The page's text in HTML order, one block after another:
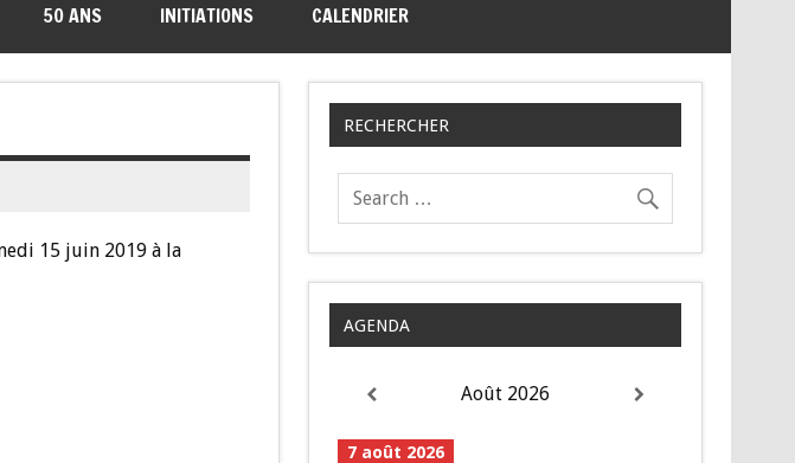
50 ANS INITIATIONS CALENDRIER
15 juin 2019 à la
RECHERCHER
AGENDA
Août 2026
7 août 2026